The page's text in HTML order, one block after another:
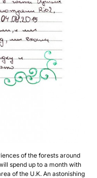
of the forests around
spend up to a month with
of the U.K. An astonishing